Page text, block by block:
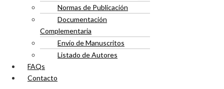
Normas de Publicación
Documentación
Complementaria
Envío de Manuscritos
Listado de Autores
FAQs
Contacto